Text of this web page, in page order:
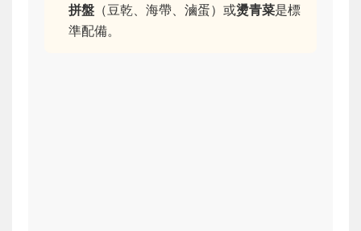
拼盤 （豆乾、海帶、滷蛋）或燙青菜是標
準配備。